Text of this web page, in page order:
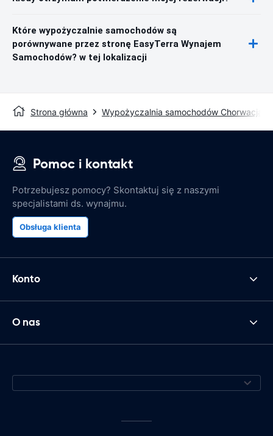
Które wypożyczalnie samochodów są
porównywane przez stronę EasyTerra Wynajem
Samochodów? w tej lokalizacji
Strona główna Wypożyczalnia samochodów Chorwacja
Pomoc i kontakt
Potrzebujesz pomocy? Skontaktuj się z naszymi
specjalistami ds. wynajmu.
Obsługa klienta
Konto
O nas